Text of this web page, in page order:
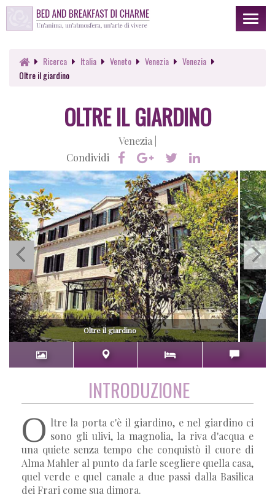
Toggle
Ricerca Italia Veneto Venezia
Venezia
Oltre il giardino
OLTRE IL GIARDINO
Venezia |
Condividi
Oltre il giardino
INTRODUZIONE
O ltre la porta c'è il giardino, e nel giardino ci
sono gli ulivi, la magnolia, la riva d'acqua e
una quiete senza tempo che conquistò il cuore di
Alma Mahler al punto da farle scegliere quella casa,
quel verde e quel canale a due passi dalla Basilica
dei Frari come sua dimora.